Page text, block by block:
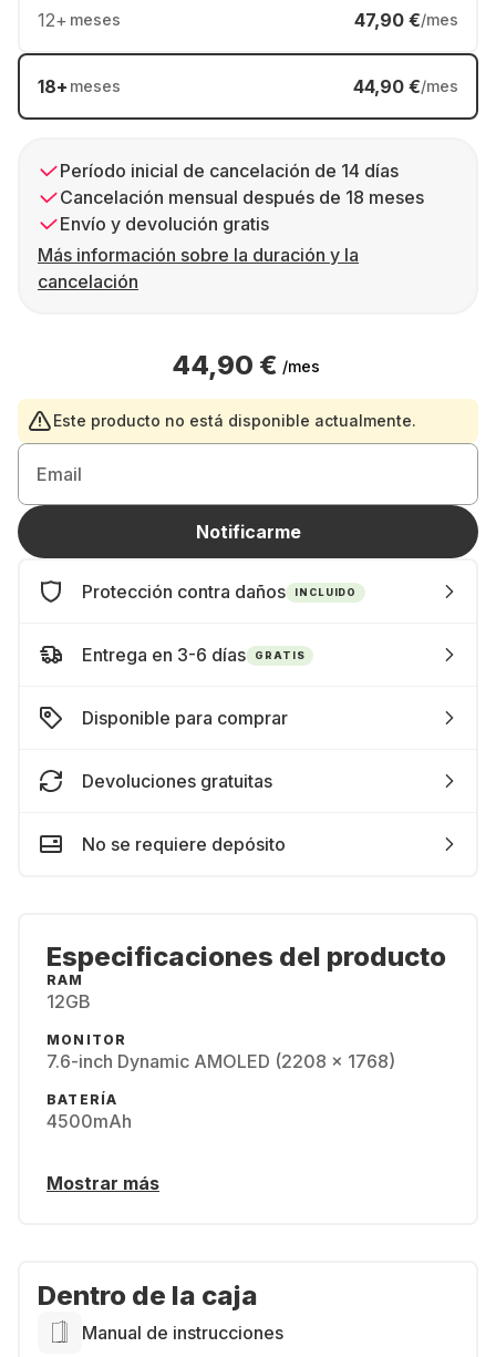
12+ meses 47,90 €/mes
18+ meses 44,90 €/mes
Período inicial de cancelación de 14 días
Cancelación mensual después de 18 meses
Envío y devolución gratis
Más información sobre la duración y la
cancelación
44,90 € /mes
Este producto no está disponible actualmente.
Email
Notificarme
Protección contra daños INCLUIDO
Entrega en 3-6 días GRATIS
Disponible para comprar
Devoluciones gratuitas
No se requiere depósito
Especificaciones del producto
RAM
12GB
MONITOR
7.6-inch Dynamic AMOLED (2208 x 1768)
BATERÍA
4500mAh
Mostrar más
Dentro de la caja
Manual de instrucciones